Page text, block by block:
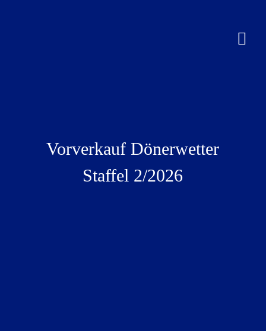
Vorverkauf Dönerwetter
Staffel 2/2026